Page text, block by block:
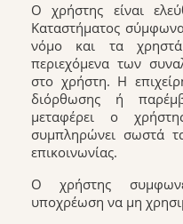
Ο χρήστης είναι
Καταστήματος
νόμο και τα
περιεχόμενα των
στο χρήστη. Η
διόρθωσης ή
μεταφέρει ο
συμπληρώνει σωστά
επικοινωνίας.
Ο χρήστης
υποχρέωση να μη